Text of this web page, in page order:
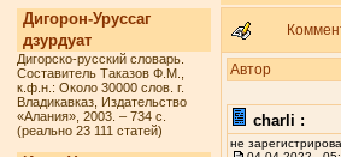
Дигорон-Уруссаг
дзурдуат
Дигорско-русский словарь.
Составитель Таказов Ф.М.,
к.ф.н.: Около 30000 слов. г.
Владикавказ, Издательство
«Алания», 2003. – 734 с.
(реально 23 111 статей)
Автор
charli :
не